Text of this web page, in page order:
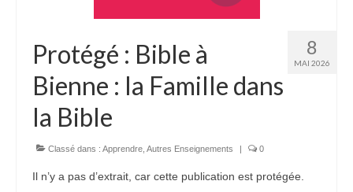
Grandir : rubrique Cliquer
Cath.ch
Echo Magazine – Trait Libre
Echo Magazine – Evangile
8
MAI 2026
Protégé : Bible à
Bienne : la Famille dans
la Bible
Classé dans : Apprendre Autres Enseignements | 0
Il n’y a pas d’extrait, car cette publication est protégée.